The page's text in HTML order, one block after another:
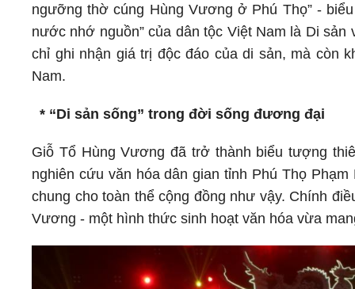
ngưỡng thờ cúng Hùng Vương ở Phú Thọ” -
nước nhớ nguồn” của dân tộc Việt Nam là Di
chỉ ghi nhận giá trị độc đáo của di sản, mà còn
Nam.
* “Di sản sống” trong đời sống đương đại
Giỗ Tổ Hùng Vương đã trở thành biểu tượng
nghiên cứu văn hóa dân gian tỉnh Phú Thọ
chung cho toàn thể cộng đồng như vậy. Chính
Vương - một hình thức sinh hoạt văn hóa vừa